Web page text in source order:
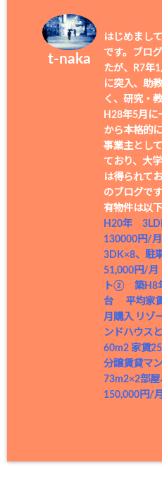
t-naka
はじめまし
です。ブロ
たが、R7年
に突入、助
く、研究・
H28年5月に
から本格的
事業主とし
ており、大
は得られて
のブログで
有物件は以
H20年
130000円/月
3DK×8、駐
51,000円/
ト② 築H8
台 平均家
月購入 リゾ
ンドハウス
60m2 家賃
分譲賃貸マ
73m2×2部
150,000円/